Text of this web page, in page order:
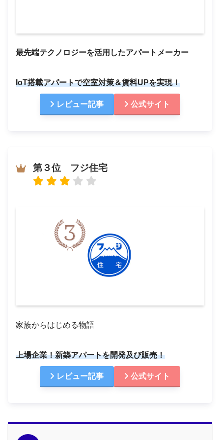
最先端テクノロジーを活用したアパートメーカー
IoT搭載アパートで空室対策＆賃料UPを実現！
レビュー記事 公式サイト
第３位 フジ住宅
家族からはじめる物語
上場企業！新築アパートを開発及び販売！
レビュー記事 公式サイト